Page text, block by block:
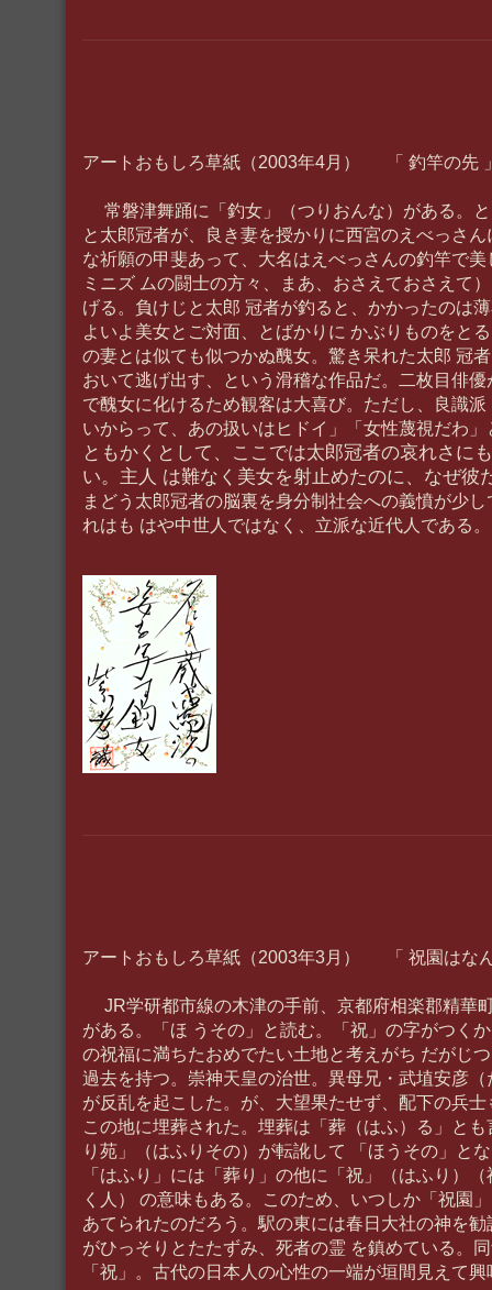
アートおもしろ草紙（2003年4月） 「 釣竿の先
常磐津舞踊に「釣女」（つりおんな）がある。
と太郎冠者が、良き妻を授かりに西宮のえべっさ
な祈願の甲斐あって、大名はえべっさんの釣竿で
ミニズ ムの闘士の方々、まあ、おさえておさえて
げる。負けじと太郎 冠者が釣ると、かかったのは
よいよ美女とご対面、とばかりに かぶりものをと
の妻とは似ても似つかぬ醜女。驚き呆れた太郎 冠
おいて逃げ出す、という滑稽な作品だ。二枚目俳
で醜女に化けるため観客は大喜び。ただし、良識
いからって、あの扱いはヒドイ」「女性蔑視だわ
ともかくとして、ここでは太郎冠者の哀れさに
い。主人 は難なく美女を射止めたのに、なぜ彼
まどう太郎冠者の脳裏を身分制社会への義憤が少
れはも はや中世人ではなく、立派な近代人である。
アートおもしろ草紙（2003年3月） 「 祝園はな
JR学研都市線の木津の手前、京都府相楽郡精華
がある。「ほ うその」と読む。「祝」の字がつく
の祝福に満ちたおめでたい土地と考えがち だがじ
過去を持つ。崇神天皇の治世。異母兄・武埴安彦
が反乱を起こした。が、大望果たせず、配下の兵
この地に埋葬された。埋葬は「葬（はふ）る」と
り苑」（はふりその）が転訛して 「ほうその」と
「はふり」には「葬り」の他に「祝」（はふり）
く人） の意味もある。このため、いつしか「祝園
あてられたのだろう。駅の東には春日大社の神を
がひっそりとたたずみ、死者の霊 を鎮めている。
「祝」。古代の日本人の心性の一端が垣間見えて